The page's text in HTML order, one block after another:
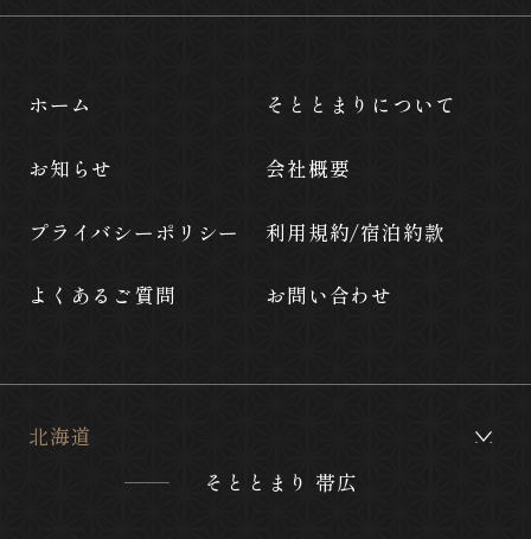
ホーム そととまりについて
お知らせ 会社概要
プライバシーポリシー 利用規約/宿泊約款
よくあるご質問 お問い合わせ
北海道
そととまり 帯広